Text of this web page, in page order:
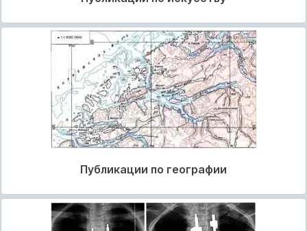
Публикации по географии